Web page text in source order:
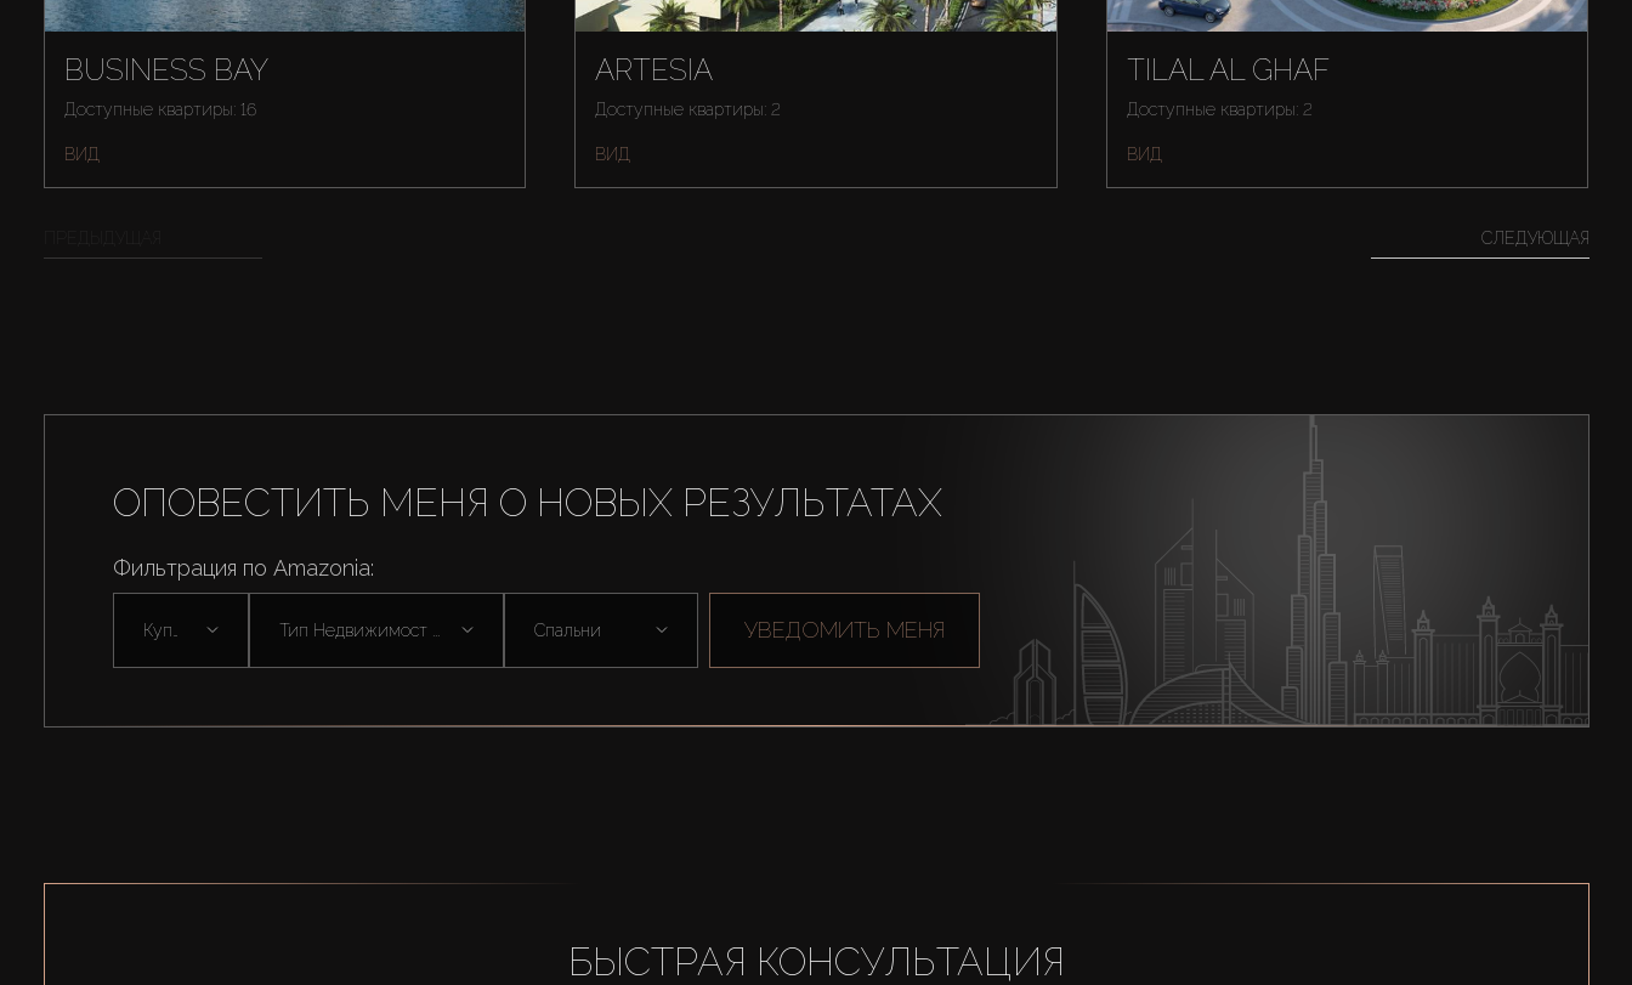
BUSINESS BAY
Доступные квартиры: 16
ВИД
ARTESIA
Доступные квартиры: 2
ВИД
TILAL AL GHAF
Доступные квартиры: 2
ВИД
СЛЕДУЮЩАЯ
ОПОВЕСТИТЬ МЕНЯ О НОВЫХ РЕЗУЛЬТАТАХ
Фильтрация по Amazonia:
Тип Недвижимост ... Спальни УВЕДОМИТЬ МЕНЯ
БЫСТРАЯ КОНСУЛЬТАЦИЯ